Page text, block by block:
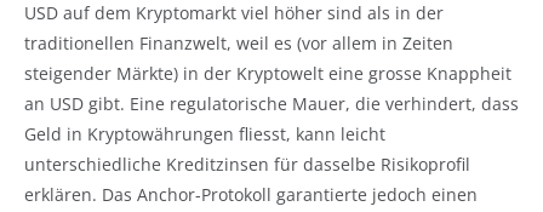
USD auf dem Kryptomarkt viel höher sind als in der
traditionellen Finanzwelt, weil es (vor allem in Zeiten
steigender Märkte) in der Kryptowelt eine grosse Knappheit
an USD gibt. Eine regulatorische Mauer, die verhindert, dass
Geld in Kryptowährungen fliesst, kann leicht
unterschiedliche Kreditzinsen für dasselbe Risikoprofil
erklären. Das Anchor-Protokoll garantierte jedoch einen